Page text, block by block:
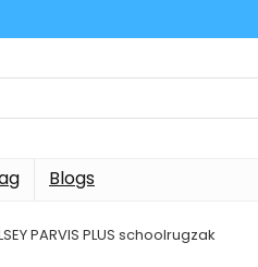
Blogs
PARVIS PLUS schoolrugzak